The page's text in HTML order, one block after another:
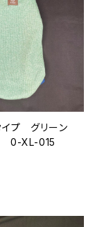
イプ グリーン
0-XL-015